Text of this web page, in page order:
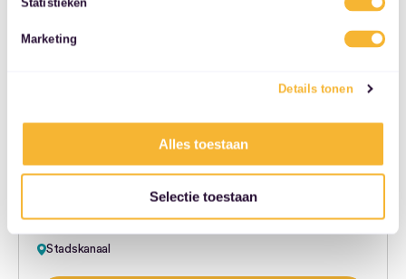
Statistieken
Marketing
Details tonen
Alles toestaan
Selectie toestaan
€ 395,-
94.536 km
100 kW (136 pk)
Elektrisch
€ 23.250,-
Automaat
Stadskanaal